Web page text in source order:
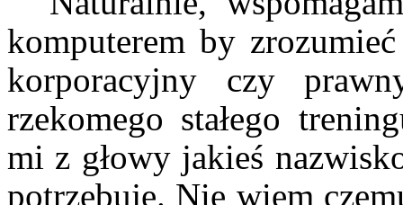
komputerem by
korporacyjny czy
rzekomego stałego
mi z głowy jakieś
potrzebuję. Nie wiem